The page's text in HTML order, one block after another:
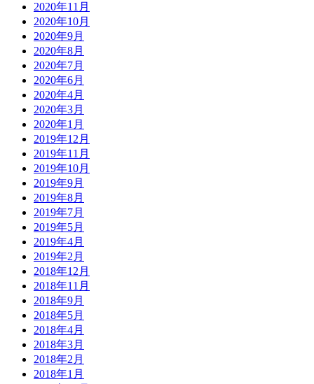
2020年11月
2020年10月
2020年9月
2020年8月
2020年7月
2020年6月
2020年4月
2020年3月
2020年1月
2019年12月
2019年11月
2019年10月
2019年9月
2019年8月
2019年7月
2019年5月
2019年4月
2019年2月
2018年12月
2018年11月
2018年9月
2018年5月
2018年4月
2018年3月
2018年2月
2018年1月